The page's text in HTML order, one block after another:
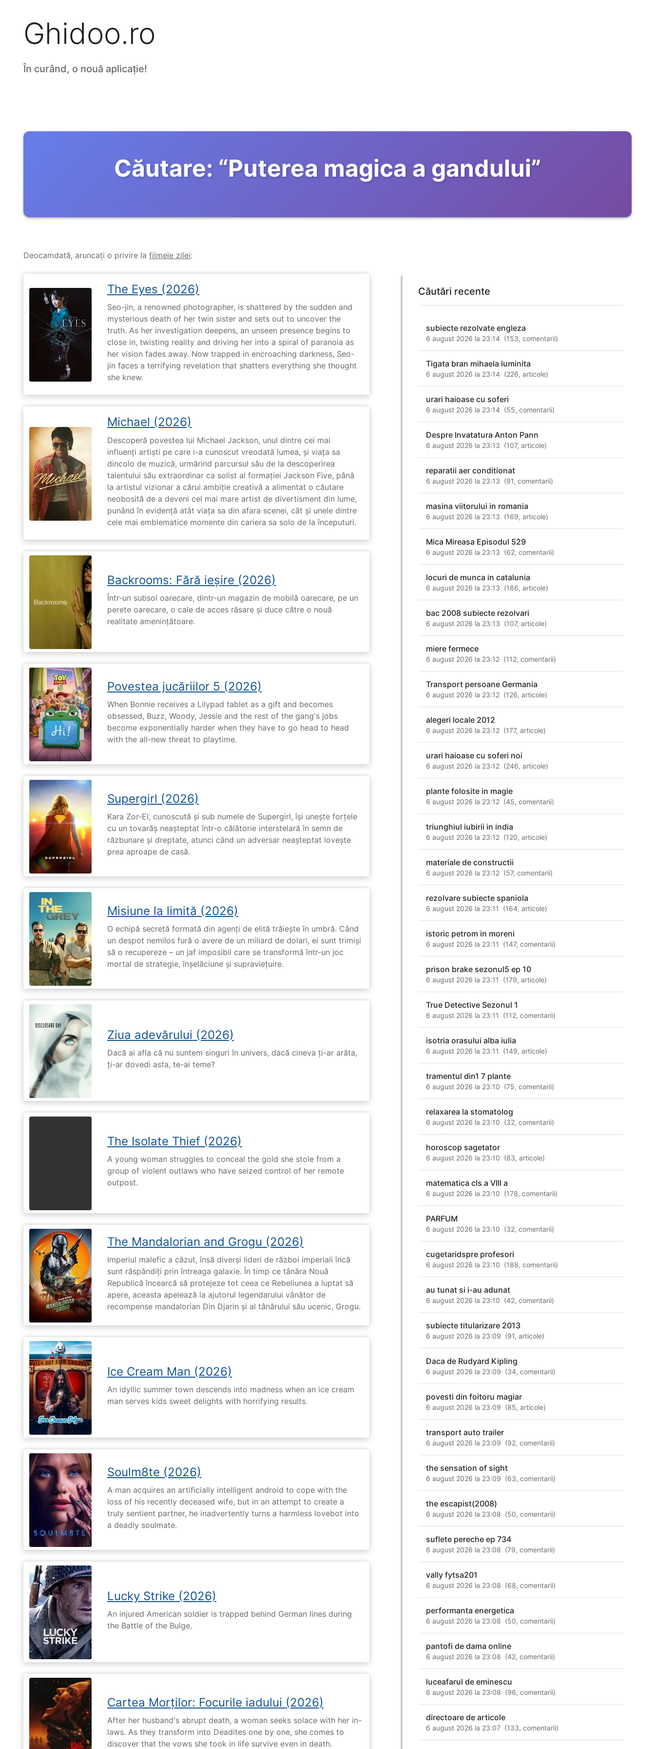
Ghidoo.ro
În curând, o nouă aplicație!
Căutare: “Puterea magica a gandului”
Deocamdată, aruncați o privire la filmele zilei:
The Eyes (2026)
Seo-jin, a renowned photographer, is shattered by the sudden and
mysterious death of her twin sister and sets out to uncover the
truth. As her investigation deepens, an unseen presence begins to
close in, twisting reality and driving her into a spiral of paranoia as
her vision fades away. Now trapped in encroaching darkness, Seo-
jin faces a terrifying revelation that shatters everything she thought
she knew.
Michael (2026)
Descoperă povestea lui Michael Jackson, unul dintre cei mai
influenți artiști pe care i-a cunoscut vreodată lumea, și viața sa
dincolo de muzică, urmărind parcursul său de la descoperirea
talentului său extraordinar ca solist al formației Jackson Five, până
la artistul vizionar a cărui ambiție creativă a alimentat o căutare
neobosită de a deveni cel mai mare artist de divertisment din lume,
punând în evidență atât viața sa din afara scenei, cât și unele dintre
cele mai emblematice momente din cariera sa solo de la începuturi.
Backrooms: Fără ieșire (2026)
Într-un subsol oarecare, dintr-un magazin de mobilă oarecare, pe un
perete oarecare, o cale de acces răsare și duce către o nouă
realitate amenințătoare.
Povestea jucăriilor 5 (2026)
When Bonnie receives a Lilypad tablet as a gift and becomes
obsessed, Buzz, Woody, Jessie and the rest of the gang's jobs
become exponentially harder when they have to go head to head
with the all-new threat to playtime.
Supergirl (2026)
Kara Zor-El, cunoscută și sub numele de Supergirl, își unește forțele
cu un tovarăș neașteptat într-o călătorie interstelară în semn de
răzbunare și dreptate, atunci când un adversar neașteptat lovește
prea aproape de casă.
Misiune la limită (2026)
O echipă secretă formată din agenți de elită trăiește în umbră. Când
un despot nemilos fură o avere de un miliard de dolari, ei sunt trimiși
să o recupereze – un jaf imposibil care se transformă într-un joc
mortal de strategie, înșelăciune și supraviețuire.
Ziua adevărului (2026)
Dacă ai afla că nu suntem singuri în univers, dacă cineva ți-ar arăta,
ți-ar dovedi asta, te-ai teme?
The Isolate Thief (2026)
A young woman struggles to conceal the gold she stole from a
group of violent outlaws who have seized control of her remote
outpost.
The Mandalorian and Grogu (2026)
Imperiul malefic a căzut, însă diverși lideri de război imperiali încă
sunt răspândiți prin întreaga galaxie. În timp ce tânăra Nouă
Republică încearcă să protejeze tot ceea ce Rebeliunea a luptat să
apere, aceasta apelează la ajutorul legendarului vânător de
recompense mandalorian Din Djarin și al tânărului său ucenic, Grogu.
Ice Cream Man (2026)
An idyllic summer town descends into madness when an ice cream
man serves kids sweet delights with horrifying results.
Soulm8te (2026)
A man acquires an artificially intelligent android to cope with the
loss of his recently deceased wife, but in an attempt to create a
truly sentient partner, he inadvertently turns a harmless lovebot into
a deadly soulmate.
Lucky Strike (2026)
An injured American soldier is trapped behind German lines during
the Battle of the Bulge.
Cartea Morților: Focurile iadului (2026)
After her husband's abrupt death, a woman seeks solace with her in-
laws. As they transform into Deadites one by one, she comes to
discover that the vows she took in life survive even in death.
Căutări recente
subiecte rezolvate engleza
6 august 2026 la 23:14 (153,comentarii)
Tigata bran mihaela luminita
6 august 2026 la 23:14 (226,articole)
urari haioase cu soferi
6 august 2026 la 23:14 (55,comentarii)
Despre Invatatura Anton Pann
6 august 2026 la 23:13 (107,articole)
reparatii aer conditionat
6 august 2026 la 23:13 (91,comentarii)
masina viitorului in romania
6 august 2026 la 23:13 (169,articole)
Mica Mireasa Episodul 529
6 august 2026 la 23:13 (62,comentarii)
locuri de munca in catalunia
6 august 2026 la 23:13 (186,articole)
bac 2008 subiecte rezolvari
6 august 2026 la 23:13 (107,articole)
miere fermece
6 august 2026 la 23:12 (112,comentarii)
Transport persoane Germania
6 august 2026 la 23:12 (126,articole)
alegeri locale 2012
6 august 2026 la 23:12 (177,articole)
urari haioase cu soferi noi
6 august 2026 la 23:12 (246,articole)
plante folosite in magie
6 august 2026 la 23:12 (45,comentarii)
triunghiul iubirii in india
6 august 2026 la 23:12 (120,articole)
materiale de constructii
6 august 2026 la 23:12 (57,comentarii)
rezolvare subiecte spaniola
6 august 2026 la 23:11 (164,articole)
istoric petrom in moreni
6 august 2026 la 23:11 (147,comentarii)
prison brake sezonul5 ep 10
6 august 2026 la 23:11 (179,articole)
True Detective Sezonul 1
6 august 2026 la 23:11 (112,comentarii)
isotria orasului alba iulia
6 august 2026 la 23:11 (149,articole)
tramentul din1 7 plante
6 august 2026 la 23:10 (75,comentarii)
relaxarea la stomatolog
6 august 2026 la 23:10 (32,comentarii)
horoscop sagetator
6 august 2026 la 23:10 (83,articole)
matematica cls a VIII a
6 august 2026 la 23:10 (178,comentarii)
PARFUM
6 august 2026 la 23:10 (32,comentarii)
cugetaridspre profesori
6 august 2026 la 23:10 (188,comentarii)
au tunat si i-au adunat
6 august 2026 la 23:10 (42,comentarii)
subiecte titularizare 2013
6 august 2026 la 23:09 (91,articole)
Daca de Rudyard Kipling
6 august 2026 la 23:09 (34,comentarii)
povesti din foitoru magiar
6 august 2026 la 23:09 (85,articole)
transport auto trailer
6 august 2026 la 23:09 (92,comentarii)
the sensation of sight
6 august 2026 la 23:09 (63,comentarii)
the escapist(2008)
6 august 2026 la 23:08 (50,comentarii)
suflete pereche ep 734
6 august 2026 la 23:08 (79,comentarii)
vally fytsa201
6 august 2026 la 23:08 (68,comentarii)
performanta energetica
6 august 2026 la 23:08 (50,comentarii)
pantofi de dama online
6 august 2026 la 23:08 (42,comentarii)
luceafarul de eminescu
6 august 2026 la 23:08 (96,comentarii)
directoare de articole
6 august 2026 la 23:07 (133,comentarii)